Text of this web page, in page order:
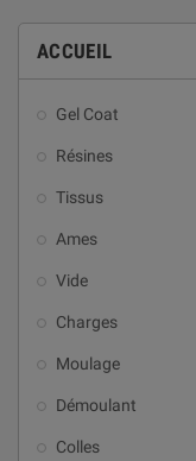
ACCUEIL
Gel Coat
Résines
Tissus
Ames
Vide
Charges
Moulage
Démoulant
Colles